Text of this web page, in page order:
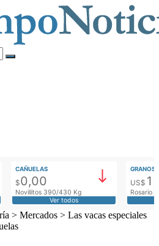
CAÑUELAS
$0,00
Novillitos 390/430 Kg
Ver todos
GRANOS
US$
Rosario
> Mercados > Las vacas especiales